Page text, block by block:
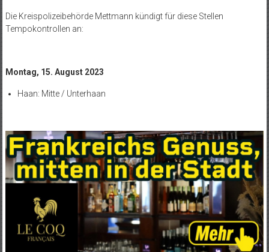
Die Kreispolizeibehörde Mettmann kündigt für diese Stellen
Tempokontrollen an:
Montag, 15. August 2023
Haan: Mitte / Unterhaan